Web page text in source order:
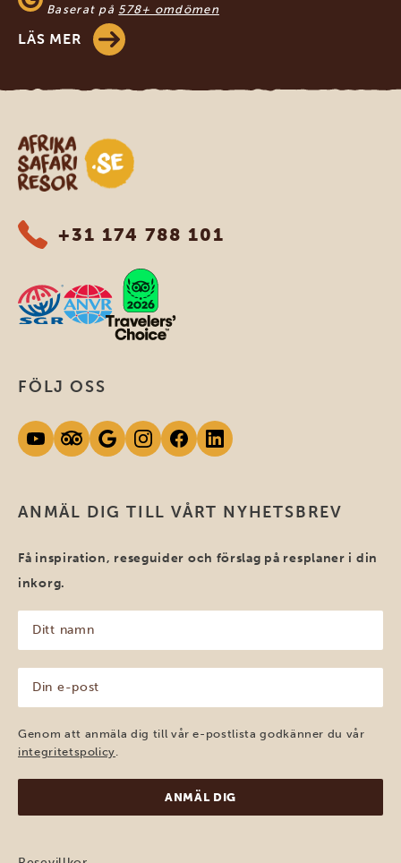
Baserat på 578+ omdömen
LÄS MER
Safari-resor i Afrika
+31 174 788 101
ANMÄL DIG TILL VÅRT NYHETSBREV
Få inspiration, reseguider och förslag på resplaner i din
inkorg.
namn
(Obligatoriskt)
post
(Obligatoriskt)
Genom att anmäla dig till vår e-postlista godkänner du vår
integritetspolicy
FÖLJ OSS